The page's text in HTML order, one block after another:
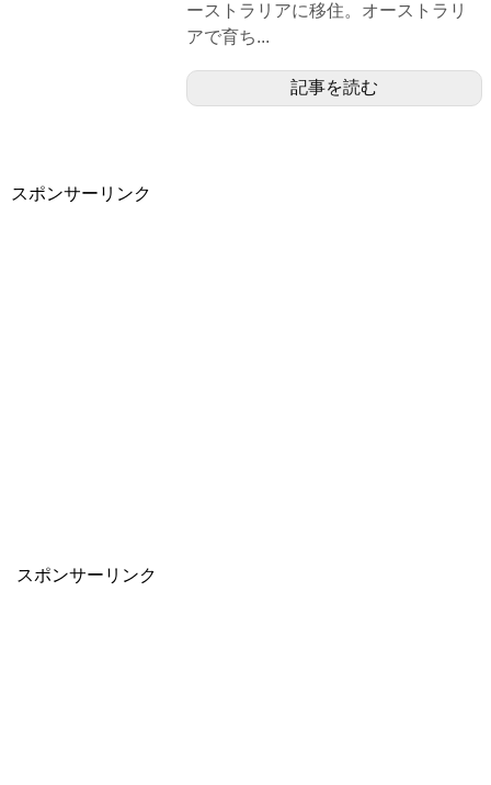
ーストラリアに移住。オーストラリ
アで育ち...
記事を読む
スポンサーリンク
スポンサーリンク